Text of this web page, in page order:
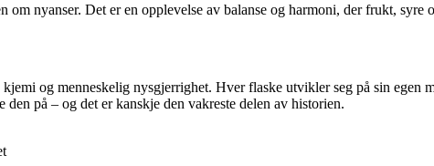
nyanser. Det er en opplevelse av balanse og harmoni, der frukt, syre
og menneskelig nysgjerrighet. Hver flaske utvikler seg på sin egen
på – og det er kanskje den vakreste delen av historien.